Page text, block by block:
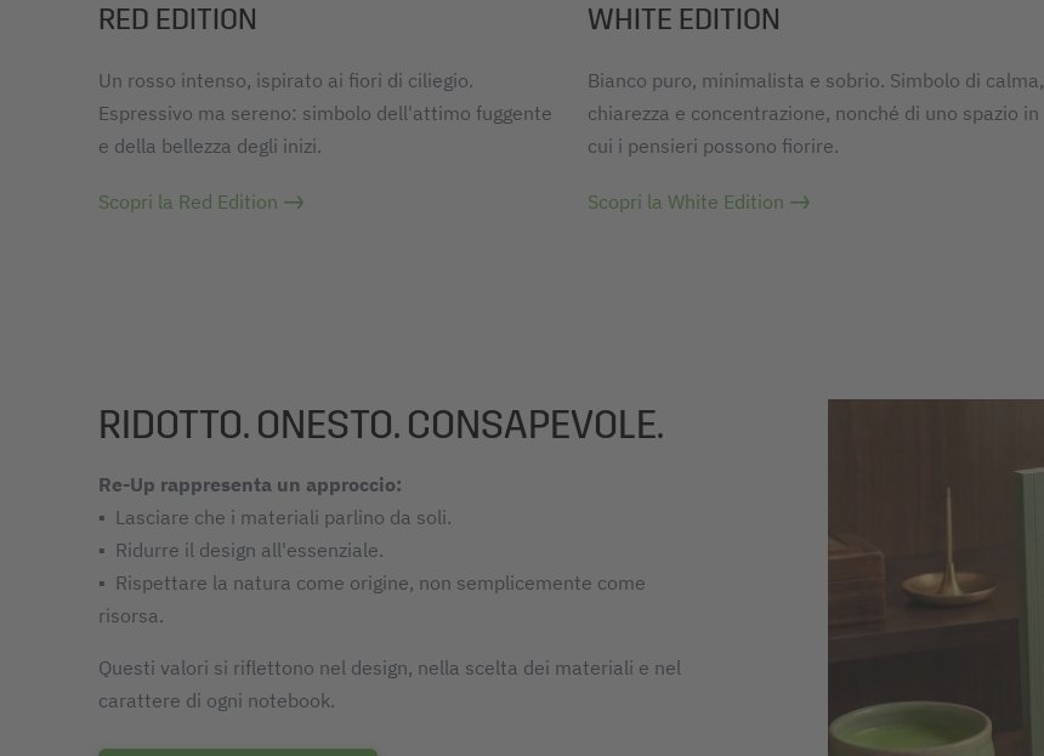
RED EDITION
Un rosso intenso, ispirato ai fiori di ciliegio.
Espressivo ma sereno: simbolo dell'attimo fuggente
e della bellezza degli inizi.
Scopri la Red Edition
WHITE EDITION
Bianco puro, minimalista e sobrio. Simbolo di calma,
chiarezza e concentrazione, nonché di uno spazio in
cui i pensieri possono fiorire.
Scopri la White Edition
RIDOTTO. ONESTO. CONSAPEVOLE.
Re-Up rappresenta un approccio:
▪ Lasciare che i materiali parlino da soli.
▪ Ridurre il design all'essenziale.
▪ Rispettare la natura come origine, non semplicemente come
risorsa.
Questi valori si riflettono nel design, nella scelta dei materiali e nel
carattere di ogni notebook.